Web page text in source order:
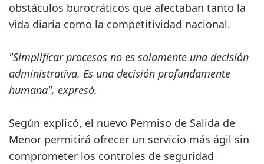
obstáculos burocráticos que afectaban tanto la
vida diaria como la competitividad nacional.
"Simplificar procesos no es solamente una decisión
administrativa. Es una decisión profundamente
humana", expresó.
Según explicó, el nuevo Permiso de Salida de
Menor permitirá ofrecer un servicio más ágil sin
comprometer los controles de seguridad